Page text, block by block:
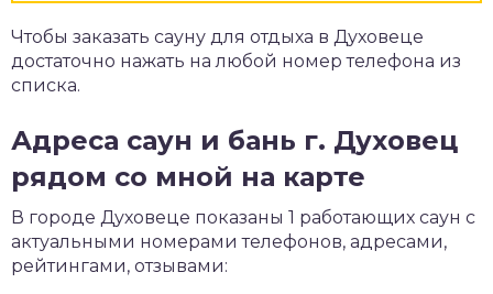
Чтобы заказать сауну для отдыха в Духовеце
достаточно нажать на любой номер телефона из
списка.
Адреса саун и бань г. Духовец
рядом со мной на карте
В городе Духовеце показаны 1 работающих саун с
актуальными номерами телефонов, адресами,
рейтингами, отзывами: